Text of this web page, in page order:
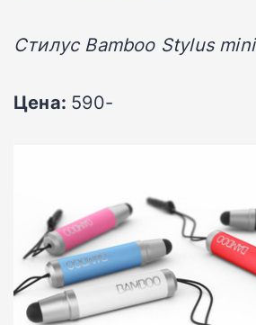
Стилус Bamboo Stylus mini
Цена: 590-